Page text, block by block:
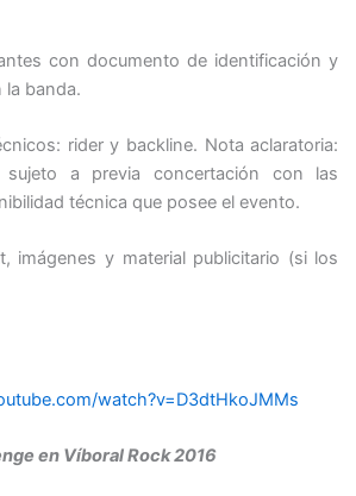
con documento de identificación y
la banda.
rider y backline. Nota aclaratoria:
sujeto a previa concertación con las
técnica que posee el evento.
imágenes y material publicitario (si los
watch?v=D3dtHkoJMMs
en Víboral Rock 2016